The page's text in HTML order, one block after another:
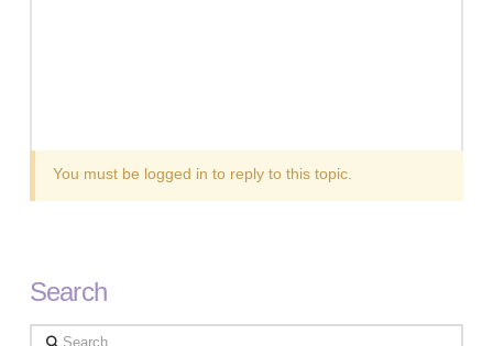
You must be logged in to reply to this topic.
Search
Search